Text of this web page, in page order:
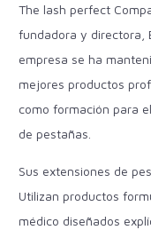
The lash perfect
fundadora y directora,
empresa se ha
mejores productos
como formación para
de pestañas.
Sus extensiones de
Utilizan productos
médico diseñados